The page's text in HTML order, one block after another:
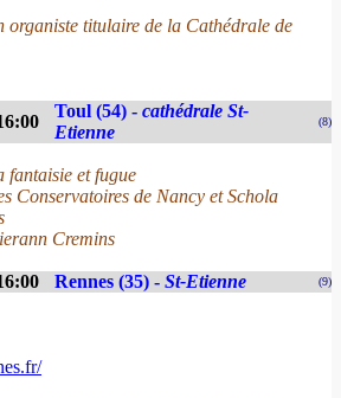
organiste titulaire de la Cathédrale de
Toul (54) - cathédrale St-
Etienne
(8)
fantaisie et fugue
Conservatoires de Nancy et Schola
Cremins
Rennes (35) - St-Etienne (9)